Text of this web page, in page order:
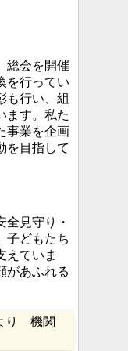
総会を開催
を行ってい
も行い、組
ます。私た
事業を企画
を目指して
全見守り・
子どもたち
えていま
があふれる
り 機関